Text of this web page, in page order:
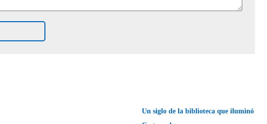
Un siglo de la biblioteca que iluminó